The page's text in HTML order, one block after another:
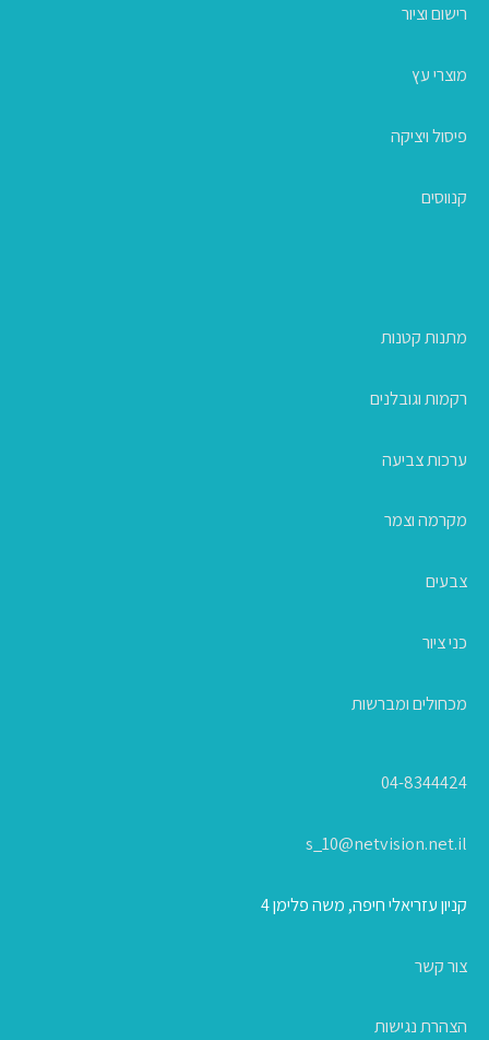
רישום וציור
מוצרי עץ
פיסול ויציקה
קנווסים
מתנות קטנות
רקמות וגובלנים
ערכות צביעה
מקרמה וצמר
צבעים
כני ציור
מכחולים ומברשות
04-8344424
s_10@netvision.net.il
קניון עזריאלי חיפה, משה פלימן 4
צור קשר
הצהרת נגישות